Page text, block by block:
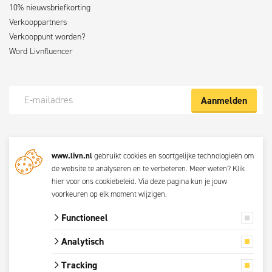
10% nieuwsbriefkorting
Verkooppartners
Verkooppunt worden?
Word Livnfluencer
Aanmelden
De beste klustips en aanbiedingen maandelijks in jouw mailbox? Schrijf
je dan nu in voor de Livn nieuwsbrief. Bij inschrijving ga je akkoord met
privacyverklaring.
Alle prijzen zijn
www.livn.nlgebruikt cookies en soortgelijke technologieën om
de website te analyseren en te verbeteren. Meer weten? Klik
hier voor ons cookiebeleid. Viadeze pagina kun je jouw
voorkeuren op elk moment wijzigen.
Functioneel
Analytisch
Tracking